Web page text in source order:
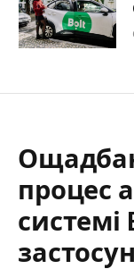
процес
системі